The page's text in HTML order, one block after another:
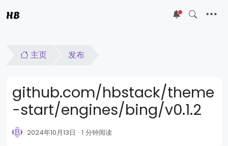
HB 5
主页 发布
github.com/hbstack/theme
-start/engines/bing/v0.1.2
2024年10月13日 1 分钟阅读